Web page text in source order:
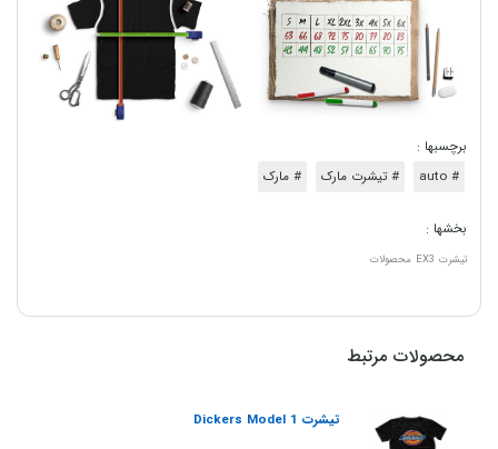
برچسبها :
# auto
# تیشرت مارک # مارک
بخشها :
تیشرت EX3 محصولات
محصولات مرتبط
تیشرت Dickers Model 1